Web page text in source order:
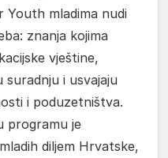
Youth mladima nudi
znanja kojima
vještine,
i usvajaju
i poduzetništva.
programu je
diljem Hrvatske,